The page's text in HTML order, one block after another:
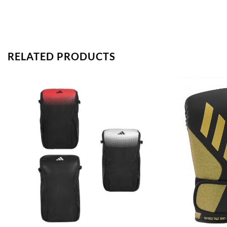
RELATED PRODUCTS